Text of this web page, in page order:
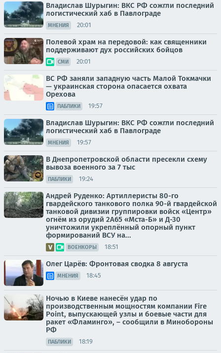
Владислав Шурыгин: ВКС РФ сожгли последний
логистический хаб в Павлограде
МНЕНИЯ 20:01
Полевой храм на передовой: как священники
поддерживают дух российских бойцов
СМИ 20:01
ВС РФ заняли западную часть Малой Токмачки
— украинская сторона опасается охвата
Орехова
ПАБЛИКИ 19:57
Владислав Шурыгин: ВКС РФ сожгли последний
логистический хаб в Павлограде
МНЕНИЯ 19:57
В Днепропетровской области пресекли схему
вывоза военного за 7 тыс
ПАБЛИКИ 19:24
Андрей Руденко: Артиллеристы 80-го
гвардейского танкового полка 90-й гвардейской
танковой дивизии группировки войск «Центр»
огнём из орудий 2А65 «Мста-Б» и Д-30
уничтожили укреплённый опорный пункт
формирований ВСУ на...
ВОЕНКОРЫ 18:51
Олег Царёв: Фронтовая сводка 8 августа
МНЕНИЯ 18:45
Ночью в Киеве нанесён удар по
производственным мощностям компании Fire
Point, выпускающей узлы и боевые части для
ракет «Фламинго», – сообщили в Минобороны
РФ
ПАБЛИКИ 18:19